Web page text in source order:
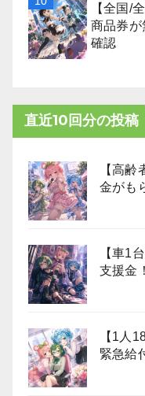
【全国/
商品券が
確認
直近10回分の投稿
【高
金がも
【車1
支援金
【1人
緊急給